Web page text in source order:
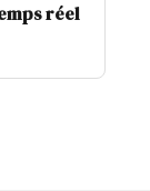
réel